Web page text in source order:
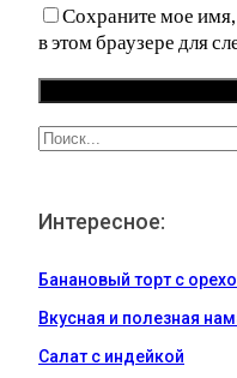
Сохраните мое
в этом браузере для
Интересное:
Банановый торт с
Вкусная и полезная
Салат с индейкой